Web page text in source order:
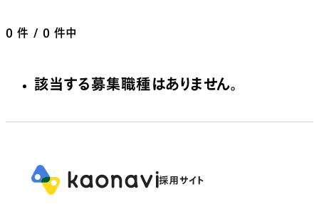
0 件 / 0 件中
該当する募集職種はありません。